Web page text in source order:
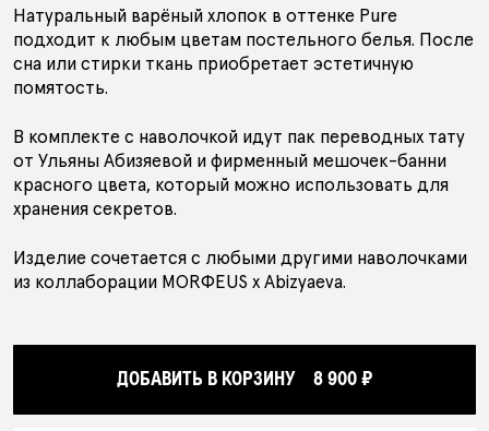
Натуральный варёный хлопок в оттенке Pure
подходит к любым цветам постельного белья. После
сна или стирки ткань приобретает эстетичную
помятость.
В комплекте с наволочкой идут пак переводных тату
от Ульяны Абизяевой и фирменный мешочек-банни
красного цвета, который можно использовать для
хранения секретов.
Изделие сочетается с любыми другими наволочками
из коллаборации MORФEUS х Abizyaeva.
ДОБАВИТЬ В КОРЗИНУ 8 900 ₽